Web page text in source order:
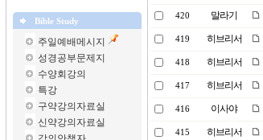
Bible Study
주일예배메시지
성경공부문제지
수양회강의
특강
구약강의자료실
신약강의자료실
420 말라기
419 히브리서
418 히브리서
417 히브리서
416 이사야
415 히브리서